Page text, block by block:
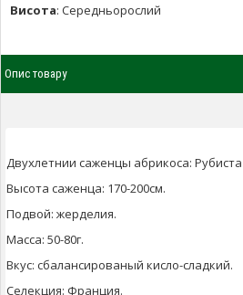
Висота: Середньорослий
Опис товару
Двухлетнии саженцы абрикоса:
Высота саженца: 170-200см.
Подвой: жерделия.
Масса: 50-80г.
Вкус: сбалансированый кисло-сладкий.
Селекция: Франция.